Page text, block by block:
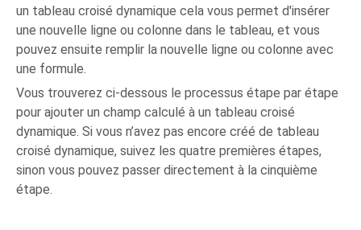
un tableau croisé dynamique cela vous permet d'insérer
une nouvelle ligne ou colonne dans le tableau, et vous
pouvez ensuite remplir la nouvelle ligne ou colonne avec
une formule.
Vous trouverez ci-dessous le processus étape par étape
pour ajouter un champ calculé à un tableau croisé
dynamique. Si vous n’avez pas encore créé de tableau
croisé dynamique, suivez les quatre premières étapes,
sinon vous pouvez passer directement à la cinquième
étape.